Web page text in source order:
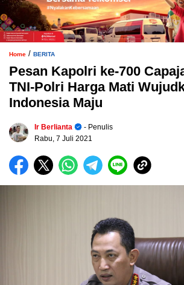
Home / BERITA
Pesan Kapolri ke-700
TNI-Polri Harga Mati
Indonesia Maju
Ir Berlianta
- Penulis
Rabu, 7 Juli 2021